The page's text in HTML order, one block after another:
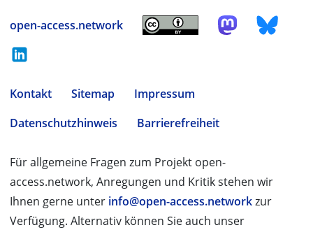
open-access.network
Kontakt Sitemap
Impressum
Datenschutzhinweis
Barrierefreiheit
Für allgemeine Fragen zum Projekt open-
access.network, Anregungen und Kritik stehen wir
Ihnen gerne unter info@open-access.networkzur
Verfügung. Alternativ können Sie auch unser